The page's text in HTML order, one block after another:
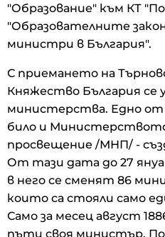
"Образование" към КТ
"Образователните
министри в България".
С приемането на
Княжество България
министерства. Едно
било и
просвещение /МНП/ -
От тази дата до 27
в него се сменят 86
които са стояли само
Само за месец август
пъти своя министър.